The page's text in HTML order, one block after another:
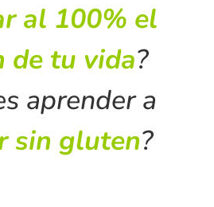
al 100% el
de tu vida?
aprender a
sin gluten?